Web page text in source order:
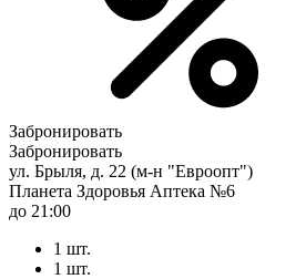
Забронировать
Забронировать
ул. Брыля, д. 22 (м-н "Евроопт")
Планета Здоровья Аптека №6
до 21:00
1 шт.
1 шт.